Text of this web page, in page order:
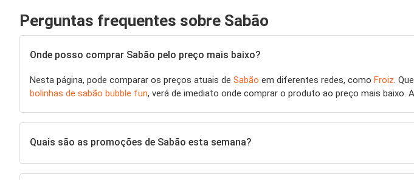
Perguntas frequentes sobre Sabão
Onde posso comprar Sabão pelo preço mais baixo?
Nesta página, pode comparar os preços atuais de Sabão em diferentes redes, como Froiz.
bolinhas de sabão bubble fun, verá de imediato onde comprar o produto ao preço mais
Quais são as promoções de Sabão esta semana?